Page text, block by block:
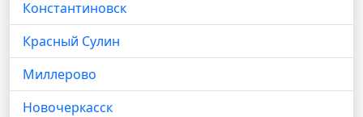
Константиновск
Красный Сулин
Миллерово
Новочеркасск